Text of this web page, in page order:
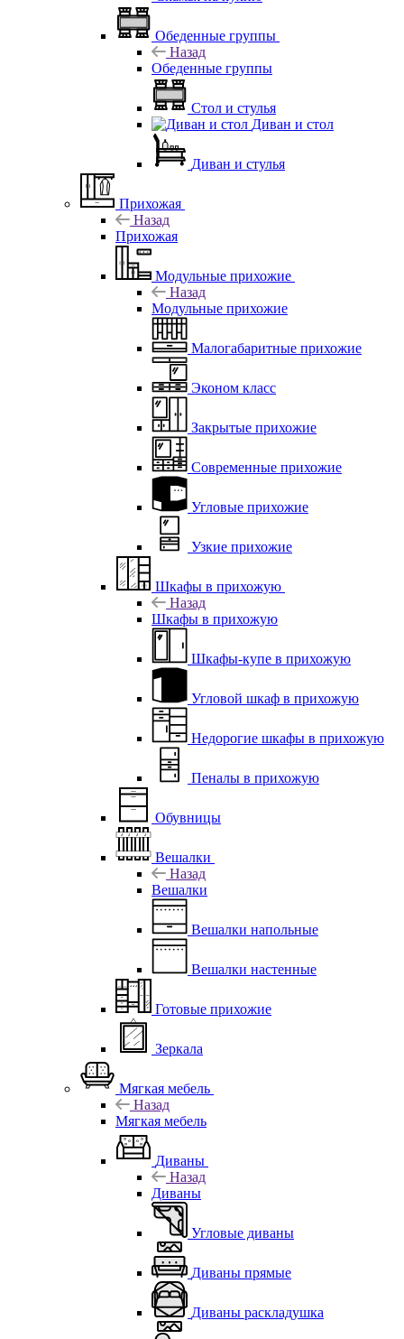
Обеденные группы
Назад
Обеденные группы
Стол и стулья
Диван и стол
Диван и стулья
Прихожая
Назад
Прихожая
Модульные прихожие
Назад
Модульные прихожие
Малогабаритные прихожие
Эконом класс
Закрытые прихожие
Современные прихожие
Угловые прихожие
Узкие прихожие
Шкафы в прихожую
Назад
Шкафы в прихожую
Шкафы-купе в прихожую
Угловой шкаф в прихожую
Недорогие шкафы в прихожую
Пеналы в прихожую
Обувницы
Вешалки
Назад
Вешалки
Вешалки напольные
Вешалки настенные
Готовые прихожие
Зеркала
Мягкая мебель
Назад
Мягкая мебель
Диваны
Назад
Диваны
Угловые диваны
Диваны прямые
Диваны раскладушка